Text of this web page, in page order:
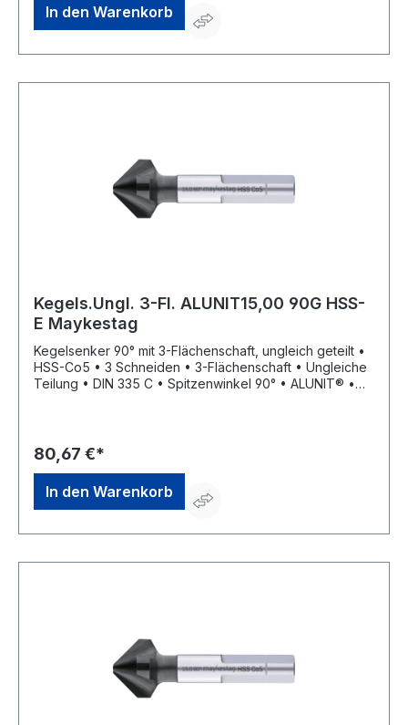
In den Warenkorb
Kegels.Ungl. 3-Fl. ALUNIT15,00 90G HSS-
E Maykestag
Kegelsenker 90° mit 3-Flächenschaft, ungleich geteilt •
HSS-Co5 • 3 Schneiden • 3-Flächenschaft • Ungleiche
Teilung • DIN 335 C • Spitzenwinkel 90° • ALUNIT® •
Bohrungen aller Art • Sehr gute Schneideigenschaften
durch ungleich geteilte Schneiden, dadurch deutlich
geringere Oberflächenrauigkeiten
80,67 €*
In den Warenkorb